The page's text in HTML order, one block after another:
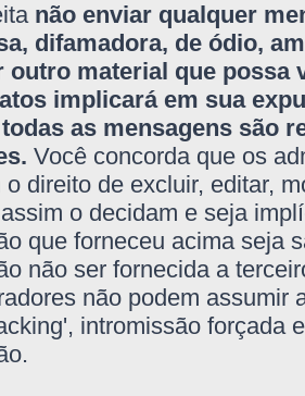
não enviar qualquer
difamadora, de ódio,
outro material que possa
implicará em sua
as mensagens são
Você concorda que os
o direito de excluir, editar,
o decidam e seja
que forneceu acima seja
não ser fornecida a
não podem assumir
intromissão forçada